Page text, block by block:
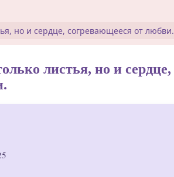
но и сердце, согревающееся от любви.
листья, но и сердце,